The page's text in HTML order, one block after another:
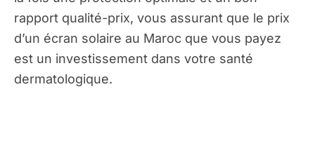
rapport qualité-prix, vous assurant que le prix
d’un écran solaire au Maroc que vous payez
est un investissement dans votre santé
dermatologique.